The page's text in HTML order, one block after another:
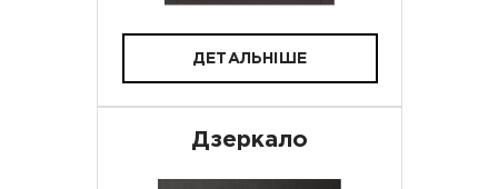
ДЕТАЛЬНІШЕ
Дзеркало